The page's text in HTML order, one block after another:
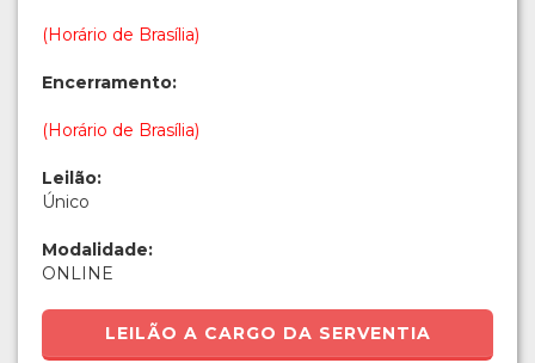
(Horário de Brasília)
Encerramento:
(Horário de Brasília)
Leilão:
Único
Modalidade:
ONLINE
LEILÃO A CARGO DA SERVENTIA